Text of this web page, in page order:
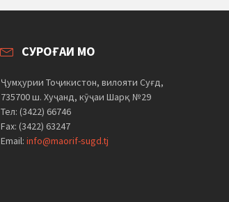
СУРОҒАИ МО
Ҷумҳурии Тоҷикистон, вилояти Суғд,
735700 ш. Хуҷанд, кӯҷаи Шарқ №29
Тел: (3422) 66746
Fax: (3422) 63247
Email: info@maorif-sugd.tj